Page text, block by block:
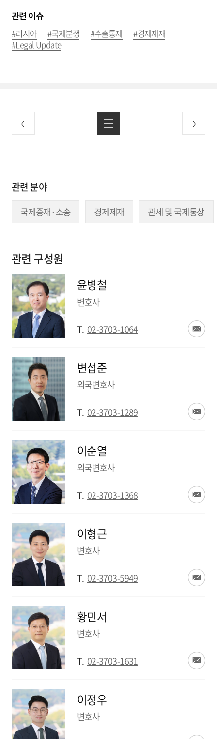
관련 이슈
#러시아 #국제분쟁 #수출통제
#경제제재
#Legal Update
관련 분야
국제중재·소송 경제제재 관세 및 국제통상
관련 구성원
윤병철
변호사
T. 02-3703-1064
변섭준
외국변호사
T. 02-3703-1289
이순열
외국변호사
T. 02-3703-1368
이형근
변호사
T. 02-3703-5949
황민서
변호사
T. 02-3703-1631
이정우
변호사